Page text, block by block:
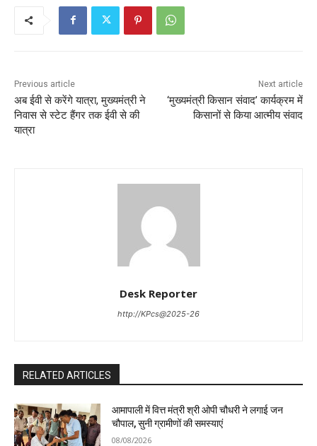
Previous article
अब ईवी से करेंगे यात्रा, मुख्यमंत्री ने
निवास से स्टेट हैंगर तक ईवी से की
यात्रा
Next article
‘मुख्यमंत्री किसान संवाद’ कार्यक्रम में
किसानों से किया आत्मीय संवाद
Desk Reporter
http://KPcs@2025-26
RELATED ARTICLES
आमापाली में वित्त मंत्री श्री ओपी चौधरी ने लगाई जन
चौपाल, सुनी ग्रामीणों की समस्याएं
08/08/2026